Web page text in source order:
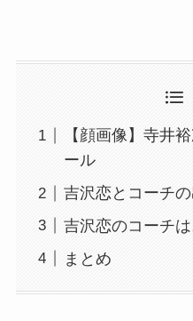
【顔画像】寺井
ール
吉沢恋とコーチ
吉沢恋のコーチ
まとめ